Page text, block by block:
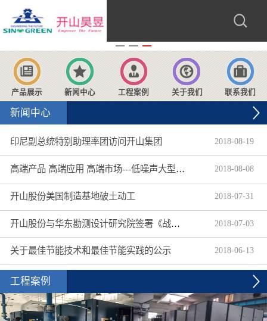
产品展示 新闻中心 工程案例 关于我们 联系我们
新闻中心
印尼副总统特别助理率团访问开山集团 2018-08-19
高端产品 高端应用 高端市场---低噪声大型柴动螺杆空压机获超300万美元海外大订单 2018-08-08
开山股份美国制造基地破土动工 2018-07-31
开山股份与华东勘测设计研究院签署《战略合作协议》 2018-07-03
关于最佳节能技术和最佳节能实践的公示 2018-06-13
工程案例